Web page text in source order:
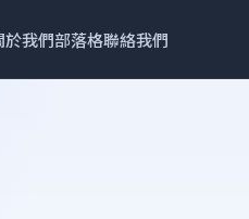
於我們部落格聯絡我們